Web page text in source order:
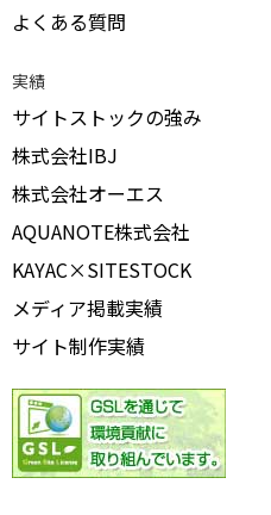
よくある質問
実績
サイトストックの強み
株式会社IBJ
株式会社オーエス
AQUANOTE株式会社
KAYAC×SITESTOCK
メディア掲載実績
サイト制作実績